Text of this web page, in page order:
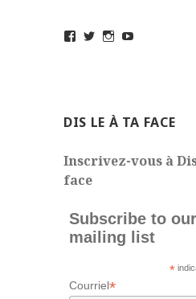
ViewViewView
DIS LE À TA FACE
Inscrivez-vous à
face
Subscribe to our
mailing list
*
Courriel*